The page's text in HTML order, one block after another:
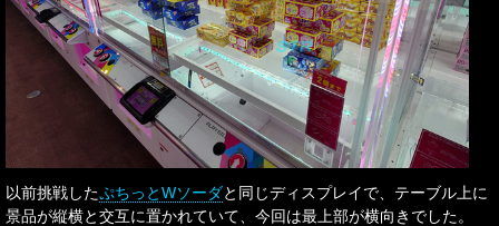
以前挑戦したぷちっとWソーダと同じディスプレイで、テーブル上に
景品が縦横と交互に置かれていて、今回は最上部が横向きでした。